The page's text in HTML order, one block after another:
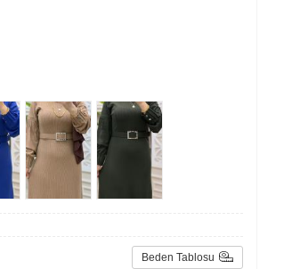
Beden Tablosu